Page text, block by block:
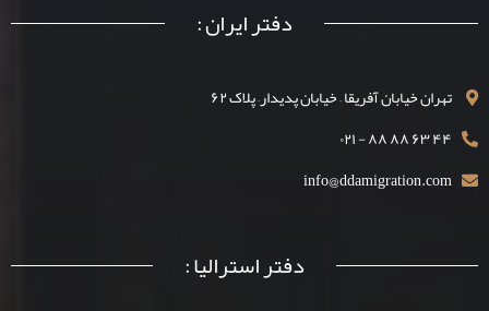
دفتر ایران :
تهران خیابان آفریقا – خیابان پدیدار– پلاک ۶۲
۴۴ ۶۳ ۸۸ ۸۸ - ۰۲۱
info@ddamigration.com
دفتر استرالیا :